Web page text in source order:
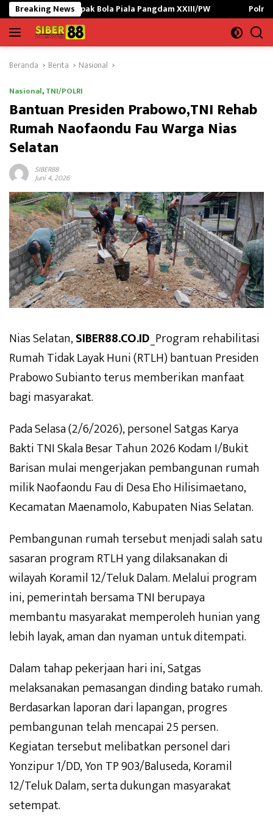
Langsung
ke
konten
Breaking News
Bola Piala Pangdam XXIII/PW Polres Lampung Utara
Beranda Berita Nasional
Nasional,TNI/POLRI
Bantuan Presiden Prabowo,TNI Rehab
Rumah Naofaondu Fau Warga Nias
Selatan
SIBER88
Juni 4, 2026
Nias Selatan,SIBER88.CO.ID _Program rehabilitasi
Rumah Tidak Layak Huni (RTLH) bantuan Presiden
Prabowo Subianto terus memberikan manfaat
bagi masyarakat.
Pada Selasa (2/6/2026), personel Satgas Karya
Bakti TNI Skala Besar Tahun 2026 Kodam I/Bukit
Barisan mulai mengerjakan pembangunan rumah
milik Naofaondu Fau di Desa Eho Hilisimaetano,
Kecamatan Maenamolo, Kabupaten Nias Selatan.
Pembangunan rumah tersebut menjadi salah satu
sasaran program RTLH yang dilaksanakan di
wilayah Koramil 12/Teluk Dalam. Melalui program
ini, pemerintah bersama TNI berupaya
membantu masyarakat memperoleh hunian yang
lebih layak, aman dan nyaman untuk ditempati.
Dalam tahap pekerjaan hari ini, Satgas
melaksanakan pemasangan dinding batako rumah.
Berdasarkan laporan dari lapangan, progres
pembangunan telah mencapai 25 persen.
Kegiatan tersebut melibatkan personel dari
Yonzipur 1/DD, Yon TP 903/Baluseda, Koramil
12/Teluk Dalam, serta dukungan masyarakat
setempat.